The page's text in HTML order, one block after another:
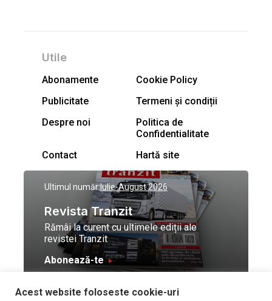
Utile
Abonamente
Cookie Policy
Publicitate
Termeni și condiții
Despre noi
Politica de
Confidentialitate
Contact
Hartă site
Ultimul număr:Iulie-August 2026
Revista Tranzit
Rămâi la curent cu ultimele ediții ale
revistei Tranzit
Abonează-te
© Toate drepturile Design by
Acest website foloseste cookie-uri